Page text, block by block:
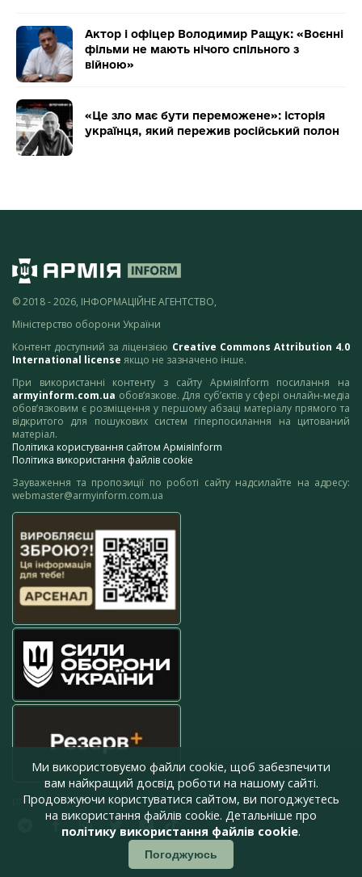
Актор і офіцер Володимир Ращук: «Воєнні
фільми не мають нічого спільного з
війною»
«Це зло має бути переможене»: історія
українця, який пережив російський полон
© 2018 - 2026, ІНФОРМАЦІЙНЕ АГЕНТСТВО,
Міністерство оборони України
Контент доступний за ліцензією Creative Commons Attribution 4.0
International license якщо не зазначено інше.
При використанні контенту з сайту АрміяInform посилання на
armyinform.com.ua обов’язкове. Для суб’єктів у сфері онлайн-медіа
обов’язковим є розміщення у першому абзаці матеріалу прямого та
відкритого для пошукових систем гіперпосилання на цитований
матеріал.
Політика користування сайтом АрміяInform
Політика використання файлів cookie
Зауваження та пропозиції по роботі сайту надсилайте на адресу:
webmaster@armyinform.com.ua
press@armyinform.com.ua
Ми використовуємо файли cookie, щоб забезпечити
вам найкращий досвід роботи на нашому сайті.
Продовжуючи користуватися сайтом, ви погоджуєтесь
на використання файлів cookie. Детальніше про
політику використання файлів cookie.
Погоджуюсь